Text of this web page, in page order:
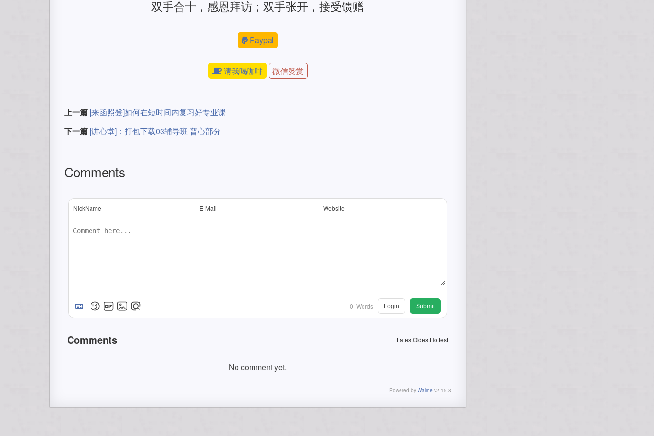
双手合十，感恩拜访；双手张开，接受馈赠
Paypal
请我喝咖啡 微信赞赏
上一篇 [来函照登]如何在短时间内复习好专业课
下一篇 [讲心堂]：打包下载03辅导班 普心部分
Comments
NickName E-Mail Website
0 Words Login Submit
Comments LatestOldestHottest
No comment yet.
Powered by Waline v2.15.8